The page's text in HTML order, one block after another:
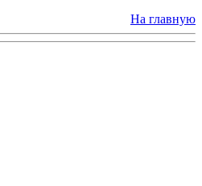
На главную